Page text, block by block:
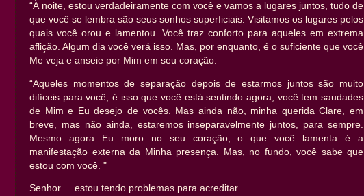
“À noite, estou verdadeiramente com você e vamos a lugares juntos, tudo de
que você se lembra são seus sonhos superficiais. Visitamos os lugares pelos
quais você orou e lamentou. Você traz conforto para aqueles em extrema
aflição. Algum dia você verá isso. Mas, por enquanto, é o suficiente que você
Me veja e anseie por Mim em seu coração.
“Aqueles momentos de separação depois de estarmos juntos são muito
difíceis para você, é isso que você está sentindo agora, você tem saudades
de Mim e Eu desejo de vocês. Mas ainda não, minha querida Clare, em
breve, mas não ainda, estaremos inseparavelmente juntos, para sempre.
Mesmo agora Eu moro no seu coração, o que você lamenta é a
manifestação externa da Minha presença. Mas, no fundo, você sabe que
estou com você. "
Senhor ... estou tendo problemas para acreditar.